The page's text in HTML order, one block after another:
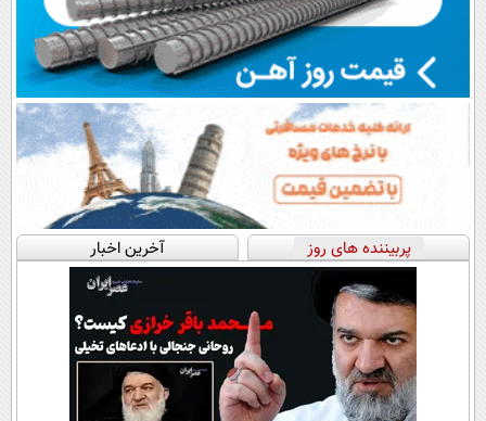
پربیننده های روز آخرین اخبار